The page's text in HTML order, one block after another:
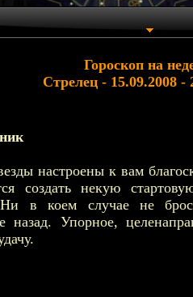
Гороскоп на
Стрелец - 15.09.2008 -
настроены к вам
создать некую
Ни в коем случае не
назад. Упорное,